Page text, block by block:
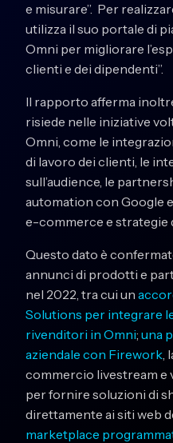
e misurare”. Per
utilizza il suo portale di
Omni per migliorare
clienti e dei dipendenti”.
Il rapporto afferma
risiede nelle iniziative
Omni, come le
di lavoro dei clienti, le
sull’audience, le
automation con Google
e-commerce e strategie
Questo dato è
annunci di prodotti e
nel 2022, tra cui un
Solutions per integrare
rivenditori in Omni; una
aziendale con Firework,
commercio livestream e
per fornire soluzioni di
direttamente ai siti web
marketplace